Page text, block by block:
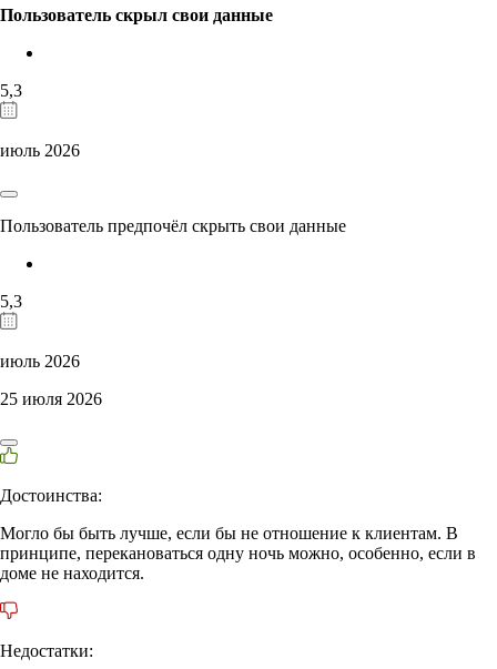
Пользователь скрыл свои данные
5,3
июль 2026
Пользователь предпочёл скрыть свои данные
5,3
июль 2026
25 июля 2026
Достоинства:
Могло бы быть лучше, если бы не отношение к клиентам. В
принципе, перекановаться одну ночь можно, особенно, если в
доме не находится.
Недостатки: